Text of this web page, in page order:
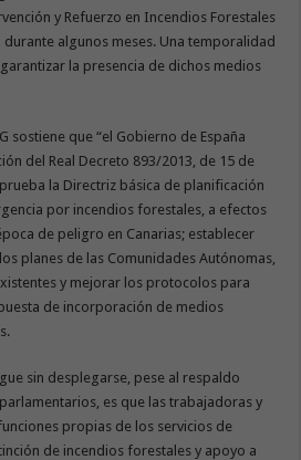
y Refuerzo en Incendios Forestales
algunos meses. Una temporalidad
la presencia de dichos medios
sostiene que “el Gobierno de España
del Real Decreto 893/2013, de 15 de
la Directriz básica de planificación
por incendios forestales, a efectos
de peligro en Canarias; establecer
planes de las Comunidades Autónomas,
y mejorar los protocolos para
de incorporación de medios
sin desplegarse, pese al respaldo
es que las trabajadoras y
propias de los servicios de
de incendios forestales y apoyo a